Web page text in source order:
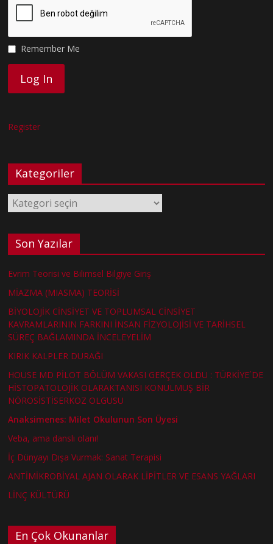
Remember Me
Register
Kategoriler
Kategoriler
Son Yazılar
Evrim Teorisi ve Bilimsel Bilgiye Giriş
MİAZMA (MIASMA) TEORİSİ
BİYOLOJİK CİNSİYET VE TOPLUMSAL CİNSİYET
KAVRAMLARININ FARKINI İNSAN FİZYOLOJİSİ VE TARİHSEL
SÜREÇ BAĞLAMINDA İNCELEYELİM
KIRIK KALPLER DURAĞI
HOUSE MD PİLOT BÖLÜM VAKASI GERÇEK OLDU : TÜRKİYE´DE
HİSTOPATOLOJİK OLARAKTANISI KONULMUŞ BİR
NÖROSİSTİSERKOZ OLGUSU
Anaksimenes: Milet Okulunun Son Üyesi
Veba, ama danslı olanı!
İç Dünyayı Dışa Vurmak: Sanat Terapisi
ANTİMİKROBİYAL AJAN OLARAK LİPİTLER VE ESANS YAĞLARI
LİNÇ KÜLTÜRÜ
En Çok Okunanlar